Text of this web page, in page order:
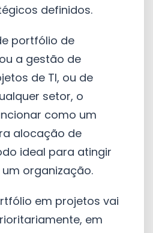
definidos.
portfólio de
a gestão de
de TI, ou de
setor, o
como um
alocação de
ideal para atingir
organização.
em projetos vai
em